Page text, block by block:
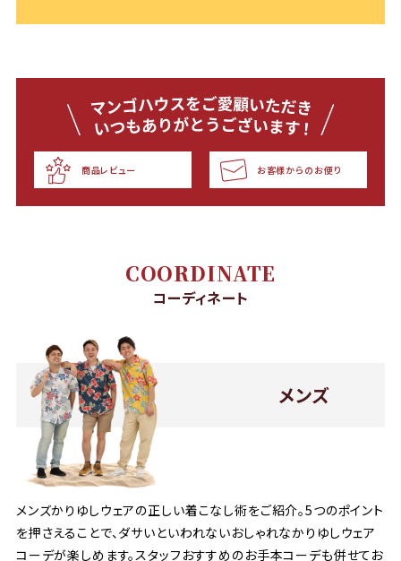
商品レビュー お客様からのお便り
COORDINATE
コーディネート
メンズ
メンズかりゆしウェアの正しい着こなし術をご紹介。5つのポイント
を押さえることで、ダサいといわれないおしゃれなかりゆしウェア
コーデが楽しめます。スタッフおすすめのお手本コーデも併せてお